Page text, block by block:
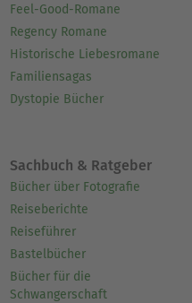
Feel-Good-Romane
Regency Romane
Historische Liebesromane
Familiensagas
Dystopie Bücher
Sachbuch & Ratgeber
Bücher über Fotografie
Reiseberichte
Reiseführer
Bastelbücher
Bücher für die
Schwangerschaft